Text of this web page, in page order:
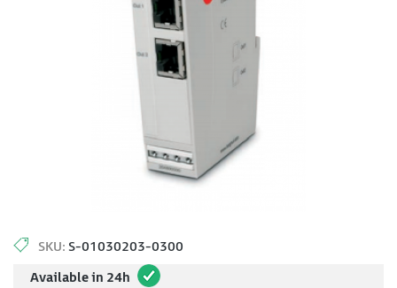
SKU: S-01030203-0300
Available in 24h